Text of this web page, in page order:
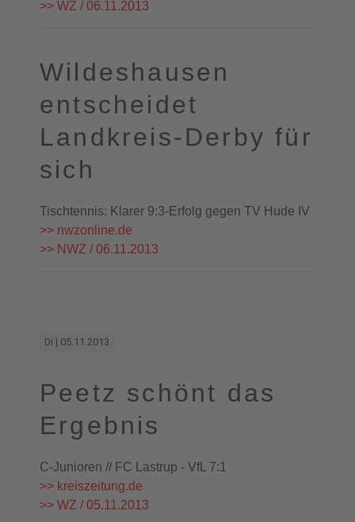
>> WZ / 06.11.2013
Wildeshausen
entscheidet
Landkreis-Derby für
sich
Tischtennis: Klarer 9:3-Erfolg gegen TV Hude IV
>> nwzonline.de
>> NWZ / 06.11.2013
Di | 05.11.2013
Peetz schönt das
Ergebnis
C-Junioren // FC Lastrup - VfL 7:1
>> kreiszeitung.de
>> WZ / 05.11.2013